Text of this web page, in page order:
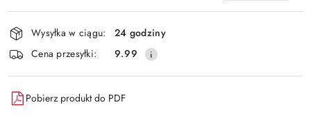
Wyślij
Dostępność
i
dostawa
Wysyłka w ciągu:
24 godziny
Cena przesyłki:
9.99
Pobierz produkt do PDF